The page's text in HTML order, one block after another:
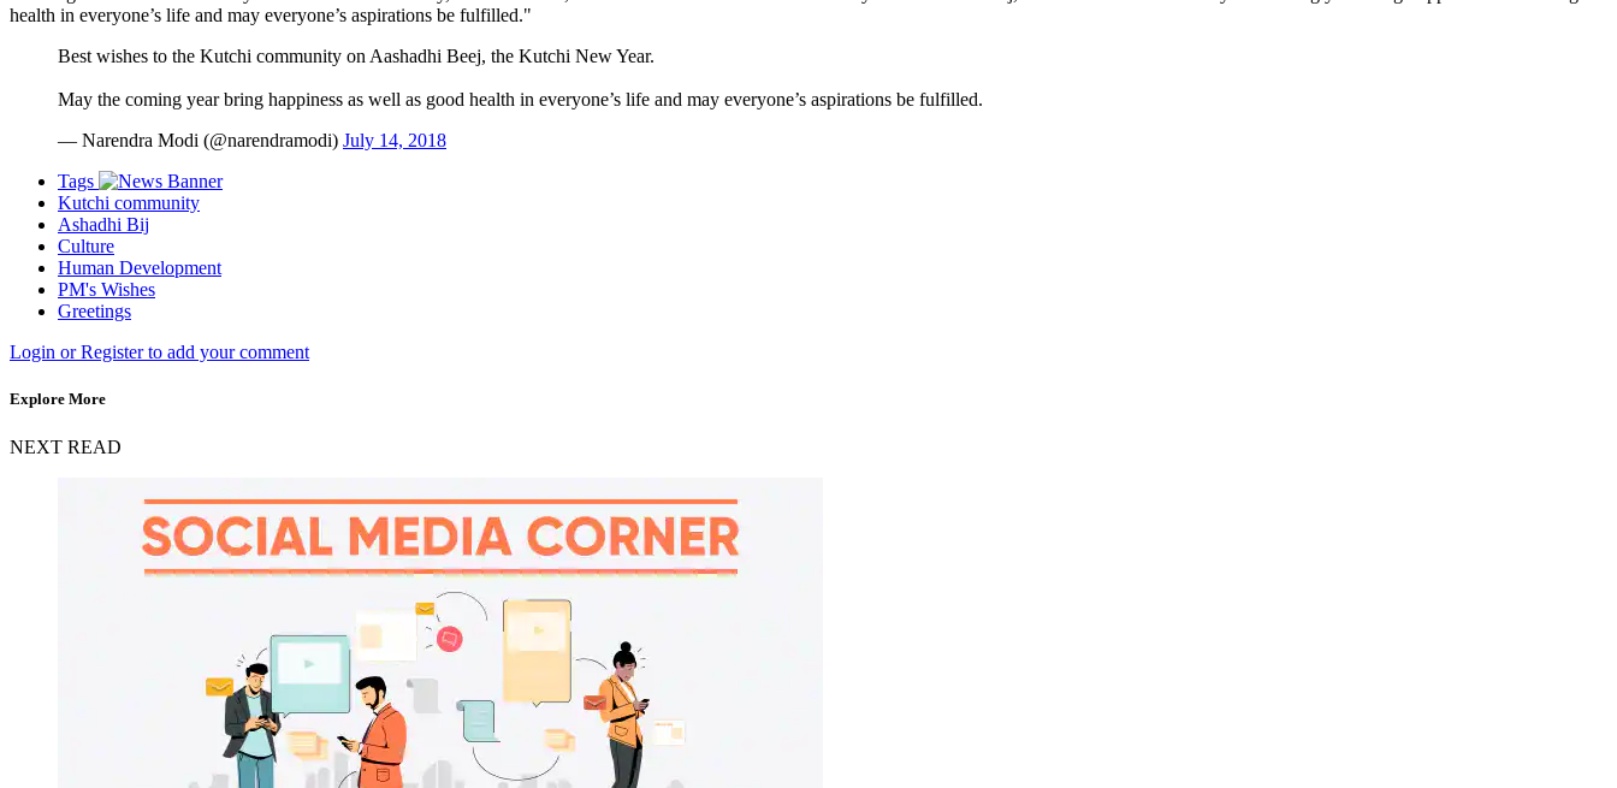
health in everyone’s life and may everyone’s aspirations be fulfilled."
Best wishes to the Kutchi community on Aashadhi Beej, the Kutchi New Year.
May the coming year bring happiness as well as good health in everyone’s life and may everyone’s aspirations be fulfilled.
— Narendra Modi (@narendramodi) July 14, 2018
Tags
Kutchi community
Ashadhi Bij
Culture
Human Development
PM's Wishes
Greetings
Login or Register to add your comment
Explore More
NEXT READ